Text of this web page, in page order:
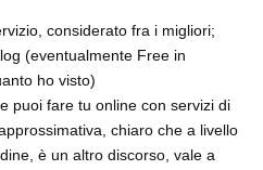
considerato fra i migliori;
(eventualmente Free in
ho visto)
puoi fare tu online con servizi di
chiaro che a livello
è un altro discorso, vale a